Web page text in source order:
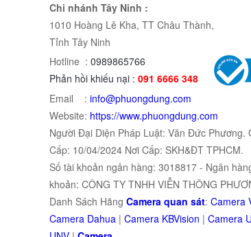
Chi nhánh Tây Ninh :
1010 Hoàng Lê Kha, TT Châu Thành,
Tỉnh Tây Ninh
Hotline : 0989865766
Phản hồi khiếu nại : 091 6666 348
Email : info@phuongdung.com
Website: https://www.phuongdung.com
Người Đại Diện Pháp Luật: Văn Đức Phương.
Cấp: 10/04/2024 Nơi Cấp: SKH&ĐT TPHCM.
Số tài khoản ngân hàng: 3018817 - Ngân
khoản: CÔNG TY TNHH VIỄN THÔNG
Danh Sách Hãng Camera quan sát: Camera
Camera Dahua | Camera KBVision | Camera